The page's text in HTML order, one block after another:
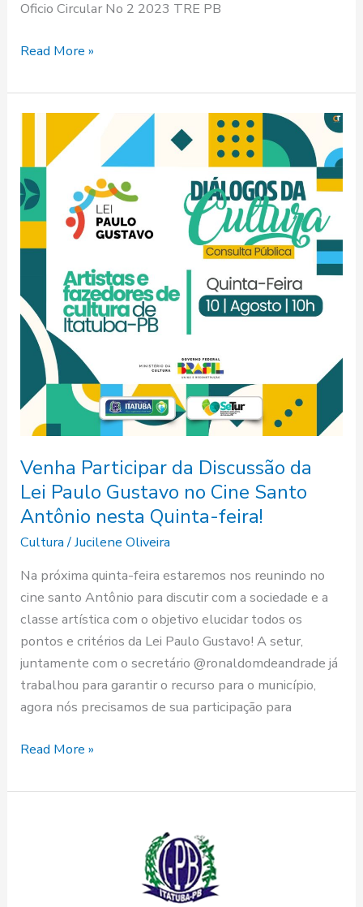
Oficio Circular No 2 2023 TRE PB
Read More »
Venha Participar da Discussão da
Lei Paulo Gustavo no Cine Santo
Antônio nesta Quinta-feira!
Cultura/Jucilene Oliveira
Na próxima quinta-feira estaremos nos reunindo no
cine santo Antônio para discutir com a sociedade e a
classe artística com o objetivo elucidar todos os
pontos e critérios da Lei Paulo Gustavo! A setur,
juntamente com o secretário @ronaldomdeandrade já
trabalhou para garantir o recurso para o município,
agora nós precisamos de sua participação para
Participar
da
Discussão
da
Paulo
Gustavo
no
Cine
Santo
Antônio
nesta
Quinta-
feira!
Read More »